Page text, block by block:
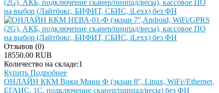
(2G), АКБ, подключение сканер/пинпад/весы), кассовое ПО
на выбор (Лайтбокс, БИФИТ, СБИС, iLexx) без ФН
Отзывов (0)
18550.00 RUB
Количество на складе:1
Купить Подробнее
ОНЛАЙН ККМ Вики Мини Ф (экран 8'', Linux, WiFi//Ethernet,
ЕГАИС, 1С, подключение сканер/пинпад/весы) без ФН